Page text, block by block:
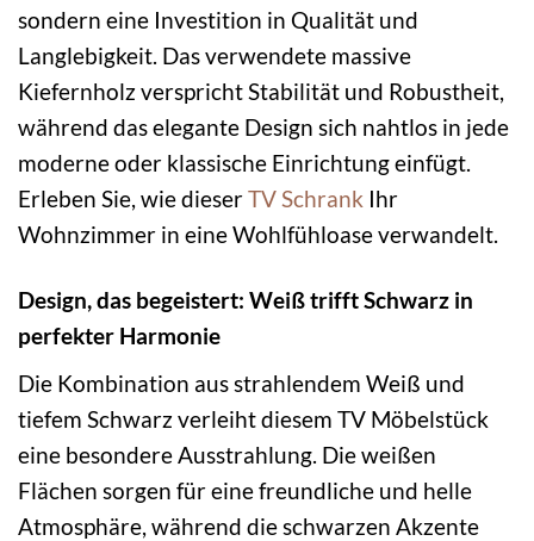
sondern eine Investition in Qualität und
Langlebigkeit. Das verwendete massive
Kiefernholz verspricht Stabilität und Robustheit,
während das elegante Design sich nahtlos in jede
moderne oder klassische Einrichtung einfügt.
Erleben Sie, wie dieserTV Schrank Ihr
Wohnzimmer in eine Wohlfühloase verwandelt.
Design, das begeistert: Weiß trifft Schwarz in
perfekter Harmonie
Die Kombination aus strahlendem Weiß und
tiefem Schwarz verleiht diesem TV Möbelstück
eine besondere Ausstrahlung. Die weißen
Flächen sorgen für eine freundliche und helle
Atmosphäre, während die schwarzen Akzente